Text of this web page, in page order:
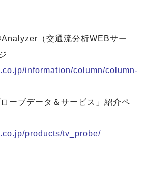
（交通流分析WEBサー
information/column/column-
ーブデータ＆サービス」紹介ペ
products/tv_probe/